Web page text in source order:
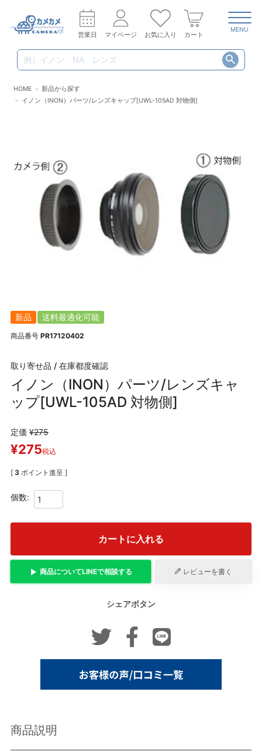
営業日 マイページ お気に入り カート
MENU
HOME
新品から探す
イノン（INON）パーツ/レンズキャップ[UWL-105AD 対物側]
新品 送料最適化可能
商品番号 PR17120402
取り寄せ品 / 在庫都度確認
イノン（INON）パーツ/レンズキャ
ップ[UWL-105AD 対物側]
定価 ¥275
¥275税込
[ 3 ポイント進呈 ]
カートに入れる
商品についてLINEで相談する レビューを書く
シェアボタン
商品説明